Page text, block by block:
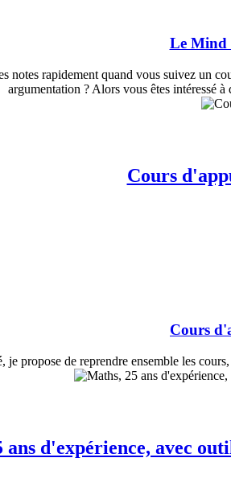
Le Mind
notes rapidement quand vous suivez un
argumentation ? Alors vous êtes intéressé
Cours
Cours
je propose de reprendre ensemble les
ans d'expérience, avec